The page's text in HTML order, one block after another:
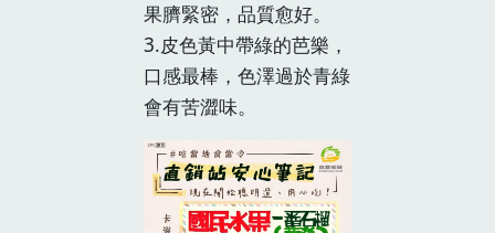
果臍緊密，品質愈好。
3.皮色黃中帶綠的芭樂，
口感最棒，色澤過於青綠
會有苦澀味。